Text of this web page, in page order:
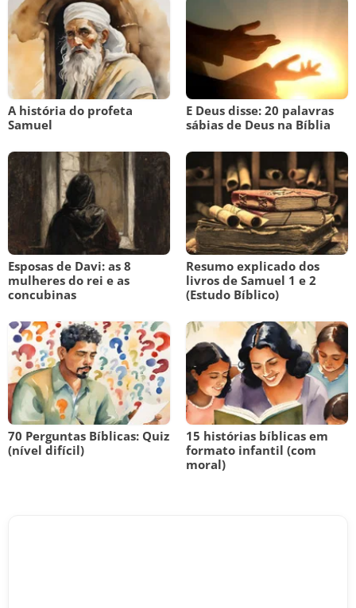
A história do profeta
Samuel
E Deus disse: 20 palavras
sábias de Deus na Bíblia
Esposas de Davi: as 8
mulheres do rei e as
concubinas
Resumo explicado dos
livros de Samuel 1 e 2
(Estudo Bíblico)
70 Perguntas Bíblicas: Quiz
(nível difícil)
15 histórias bíblicas em
formato infantil (com
moral)